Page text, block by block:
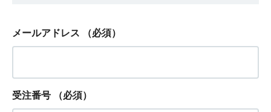
メールアドレス （必須）
受注番号 （必須）